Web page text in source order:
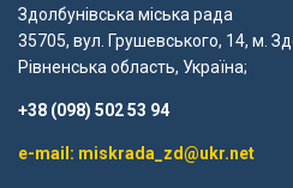
Здолбунівська міська рада
35705, вул. Грушевського, 14, м.
Рівненська область, Україна;
+38 (098) 502 53 94
e-mail: miskrada_zd@ukr.net